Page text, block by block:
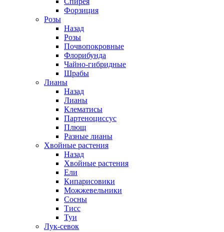
Форзиция
Розы
Назад
Розы
Почвопокровные
Флорибунда
Чайно-гибридные
Шрабы
Лианы
Назад
Лианы
Клематисы
Партеноциссус
Плющ
Разные лианы
Хвойные растения
Назад
Хвойные растения
Ели
Кипарисовики
Можжевельники
Сосны
Тисс
Туи
Лук-севок